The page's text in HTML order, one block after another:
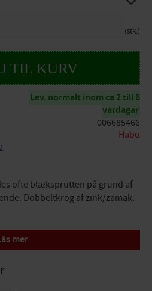
stk.
Lev. normalt inom ca 2 till 6
vardagar
006685466
Habo
ofte blæksprutten på grund af
Dobbeltkrog af zink/zamak.
mer